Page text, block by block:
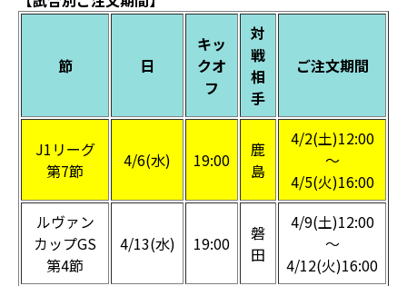
節 日
キッ
クオ
フ
対
戦
相
手
ご注文期間
J1リーグ
第7節
4/6(水) 19:00
鹿
島
4/2(土)12:00
～
4/5(火)16:00
ルヴァン
カップGS
第4節
4/13(水) 19:00
磐
田
4/9(土)12:00
～
4/12(火)16:00